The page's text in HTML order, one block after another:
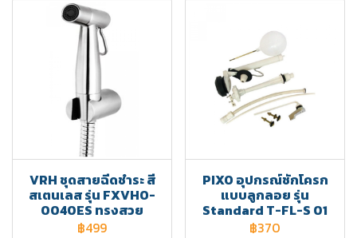
VRH ชุดสายฉีดชำระ สี
สเตนเลส รุ่น FXVHO-
0040ES ทรงสวย
฿499
PIXO อุปกรณ์ชักโครก
แบบลูกลอย รุ่น
Standard T-FL-S 01
฿370